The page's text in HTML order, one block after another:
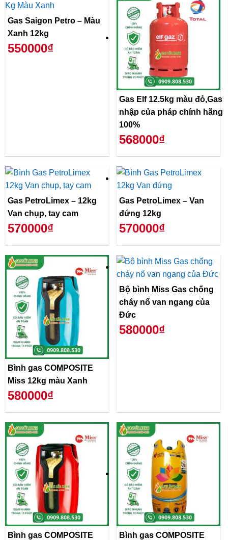
Gas Saigon Petro – Màu
Xanh 12kg
550000₫
Gas Elf 12.5kg màu đỏ,Gas
nhập của pháp chính hãng
100%
568000₫
Gas PetroLimex – 12kg
Van chụp, tay cam
570000₫
Gas PetroLimex – Van
đứng 12kg
570000₫
Bình gas COMPOSITE
Miss 12kg màu Xanh
580000₫
Bộ bình Miss Gas chống
cháy nổ van ngang của
Đức
580000₫
Bình gas COMPOSITE
Bình gas COMPOSITE